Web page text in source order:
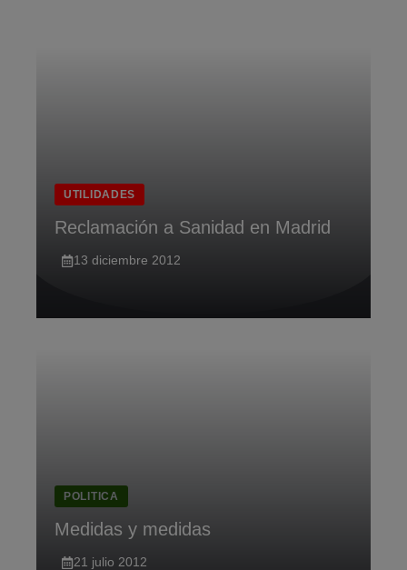
UTILIDADES
Reclamación a Sanidad en Madrid
13 diciembre 2012
POLITICA
Medidas y medidas
21 julio 2012